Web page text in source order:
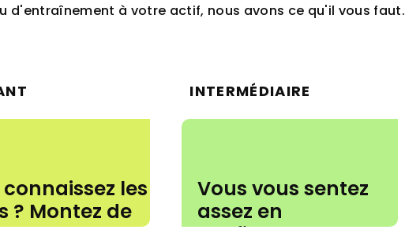
d'entraînement à votre actif, nous avons ce qu'il vous faut.
les
? Montez de
avec de
INTERMÉDIAIRE
Vous vous sentez
assez en
confiance ?